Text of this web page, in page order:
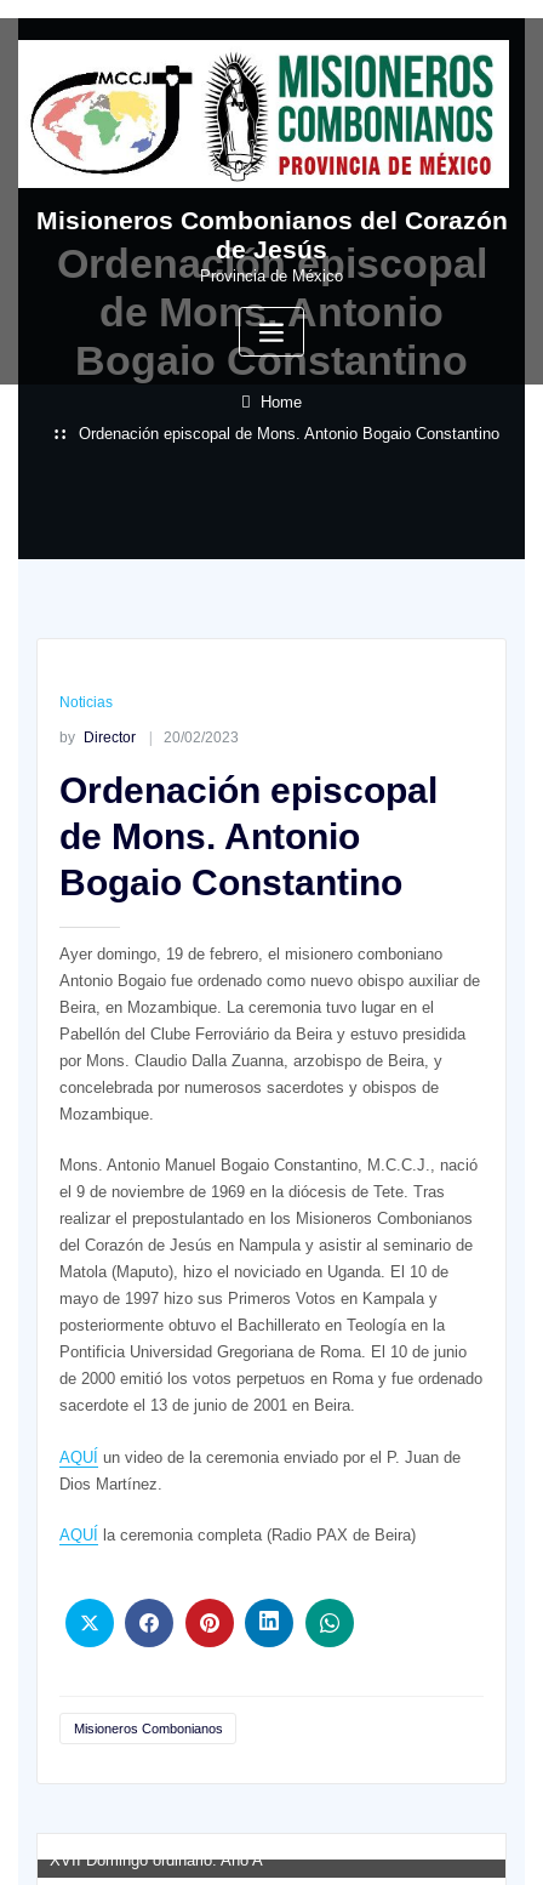
content
Misioneros Combonianos del Corazón
de Jesús
Provincia de México
Ordenación episcopal
de Mons. Antonio
Bogaio Constantino
Home
Ordenación episcopal de Mons. Antonio Bogaio Constantino
Noticias
by Director 20/02/2023
Ordenación episcopal
de Mons. Antonio
Bogaio Constantino
Ayer domingo, 19 de febrero, el misionero comboniano
Antonio Bogaio fue ordenado como nuevo obispo auxiliar de
Beira, en Mozambique. La ceremonia tuvo lugar en el
Pabellón del Clube Ferroviário da Beira y estuvo presidida
por Mons. Claudio Dalla Zuanna, arzobispo de Beira, y
concelebrada por numerosos sacerdotes y obispos de
Mozambique.
Mons. Antonio Manuel Bogaio Constantino, M.C.C.J., nació
el 9 de noviembre de 1969 en la diócesis de Tete. Tras
realizar el prepostulantado en los Misioneros Combonianos
del Corazón de Jesús en Nampula y asistir al seminario de
Matola (Maputo), hizo el noviciado en Uganda. El 10 de
mayo de 1997 hizo sus Primeros Votos en Kampala y
posteriormente obtuvo el Bachillerato en Teología en la
Pontificia Universidad Gregoriana de Roma. El 10 de junio
de 2000 emitió los votos perpetuos en Roma y fue ordenado
sacerdote el 13 de junio de 2001 en Beira.
AQUÍ un video de la ceremonia enviado por el P. Juan de
Dios Martínez.
AQUÍ la ceremonia completa (Radio PAX de Beira)
Misioneros Combonianos
XVII Domingo ordinario. Año A